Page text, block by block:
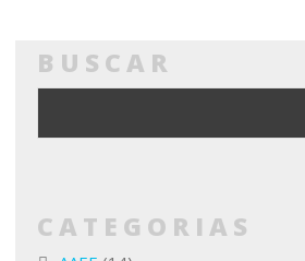
BUSCAR
CATEGORIAS